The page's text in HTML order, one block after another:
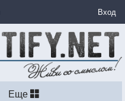
Вход
Еще